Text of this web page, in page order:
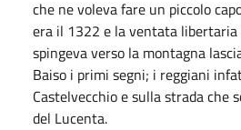
che ne voleva fare un piccolo
era il 1322 e la ventata libertaria
spingeva verso la montagna
Baiso i primi segni; i reggiani
Castelvecchio e sulla strada che
del Lucenta.